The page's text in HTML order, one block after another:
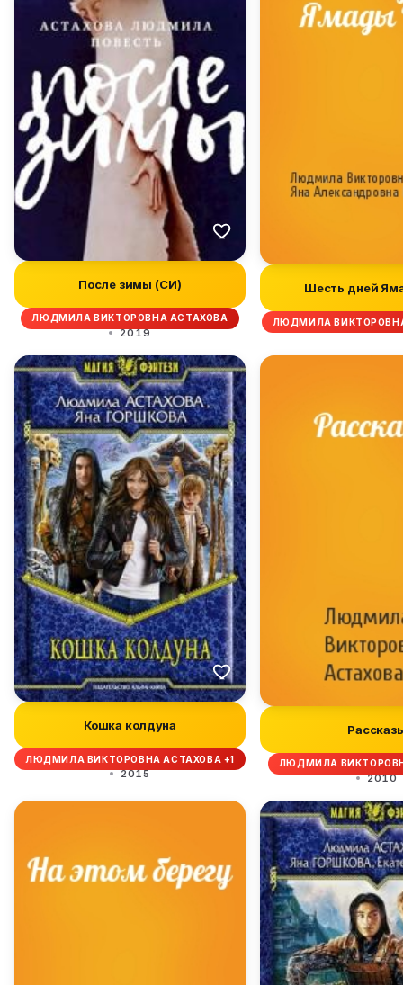
После зимы (СИ)
ЛЮДМИЛА ВИКТОРОВНА АСТАХОВА
2019
Шесть дней
ЛЮДМИЛА
Кошка колдуна
ЛЮДМИЛА ВИКТОРОВНА АСТАХОВА +1
2015
ЛЮДМИЛА
2010